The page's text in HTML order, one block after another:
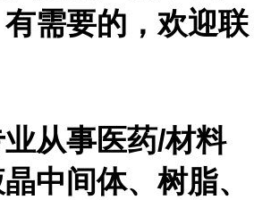
需要的，欢迎联
从事医药/材料
中间体、树脂、